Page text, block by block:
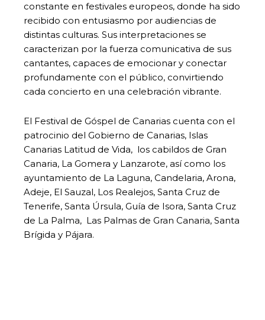
constante en festivales europeos, donde ha sido
recibido con entusiasmo por audiencias de
distintas culturas. Sus interpretaciones se
caracterizan por la fuerza comunicativa de sus
cantantes, capaces de emocionar y conectar
profundamente con el público, convirtiendo
cada concierto en una celebración vibrante.
El Festival de Góspel de Canarias cuenta con el
patrocinio del Gobierno de Canarias, Islas
Canarias Latitud de Vida, los cabildos de Gran
Canaria, La Gomera y Lanzarote, así como los
ayuntamiento de La Laguna, Candelaria, Arona,
Adeje, El Sauzal, Los Realejos, Santa Cruz de
Tenerife, Santa Úrsula, Guía de Isora, Santa Cruz
de La Palma, Las Palmas de Gran Canaria, Santa
Brígida y Pájara.